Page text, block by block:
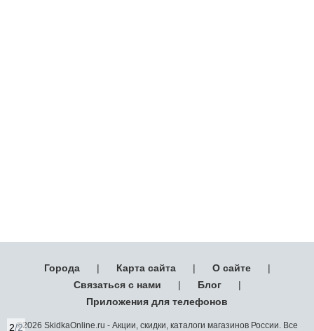
2/2
Города | Карта сайта | О сайте
|
Связаться с нами
| Блог
|
Приложения для телефонов
©2026 SkidkaOnline.ru - Акции, скидки, каталоги магазинов России. Все